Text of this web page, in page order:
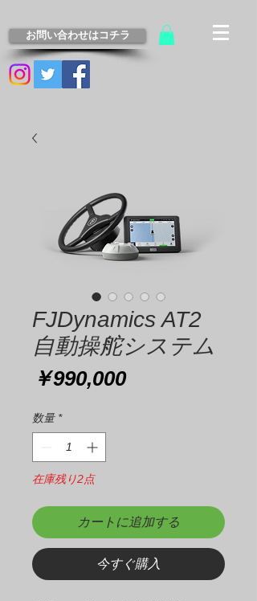
お問い合わせはコチラ
FJDynamics AT2
自動操舵システム
￥990,000価
数量 *
在庫残り2点
カートに追加する
今すぐ購入